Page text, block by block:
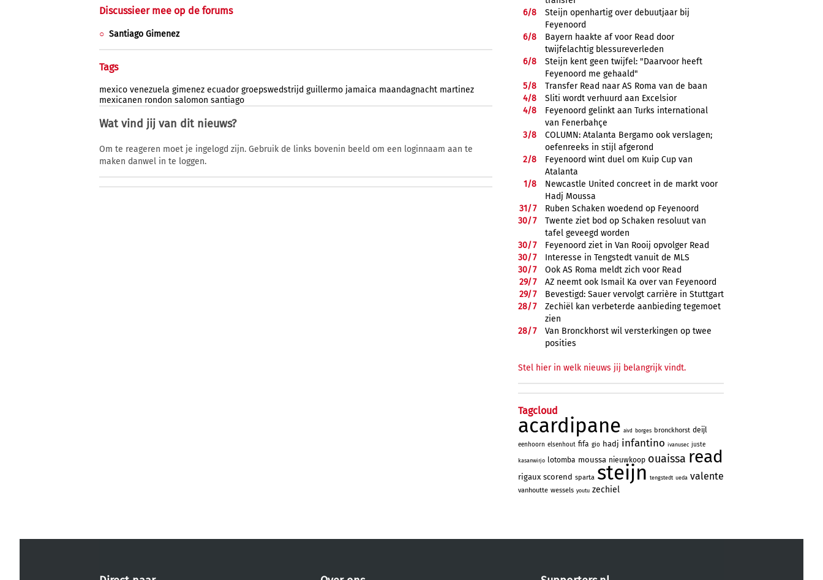
Discussieer mee op de forums
Santiago Gimenez
Tags
mexico venezuela gimenez ecuador groepswedstrijd guillermo jamaica maandagnacht martinez
mexicanen rondon salomon santiago
Wat vind jij van dit nieuws?
Om te reageren moet je ingelogd zijn. Gebruik de links bovenin beeld om een loginnaam aan te
maken danwel in te loggen.
6/8
Steijn openhartig over debuutjaar bij
Feyenoord
6/8
Bayern haakte af voor Read door
twijfelachtig blessureverleden
6/8
Steijn kent geen twijfel: "Daarvoor heeft
Feyenoord me gehaald"
5/8
Transfer Read naar AS Roma van de baan
4/8
Sliti wordt verhuurd aan Excelsior
4/8
Feyenoord gelinkt aan Turks international
van Fenerbahçe
3/8
COLUMN: Atalanta Bergamo ook verslagen;
oefenreeks in stijl afgerond
2/8
Feyenoord wint duel om Kuip Cup van
Atalanta
1/8
Newcastle United concreet in de markt voor
Hadj Moussa
31/7
Ruben Schaken woedend op Feyenoord
30/7
Twente ziet bod op Schaken resoluut van
tafel geveegd worden
30/7
Feyenoord ziet in Van Rooij opvolger Read
30/7
Interesse in Tengstedt vanuit de MLS
30/7
Ook AS Roma meldt zich voor Read
29/7
AZ neemt ook Ismail Ka over van Feyenoord
29/7
Bevestigd: Sauer vervolgt carrière in Stuttgart
28/7
Zechiël kan verbeterde aanbieding tegemoet
zien
28/7
Van Bronckhorst wil versterkingen op twee
posities
Stel hier in welk nieuws jij belangrijk vindt.
Tagcloud
acardipane aivd borges bronckhorst deijl
eenhoorn elsenhout fifa gio hadj infantino ivanusec juste
kasanwirjo lotomba moussa nieuwkoop ouaissa read
rigaux scorend sparta steijn tengstedt ueda valente
vanhoutte wessels youtu zechiel